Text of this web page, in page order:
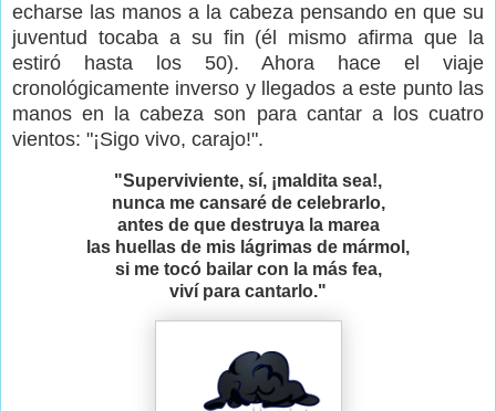
echarse las manos a la cabeza pensando en que su
juventud tocaba a su fin (él mismo afirma que la
estiró hasta los 50). Ahora hace el viaje
cronológicamente inverso y llegados a este punto las
manos en la cabeza son para cantar a los cuatro
vientos: "¡Sigo vivo, carajo!".
"Superviviente, sí, ¡maldita sea!,
nunca me cansaré de celebrarlo,
antes de que destruya la marea
las huellas de mis lágrimas de mármol,
si me tocó bailar con la más fea,
viví para cantarlo."